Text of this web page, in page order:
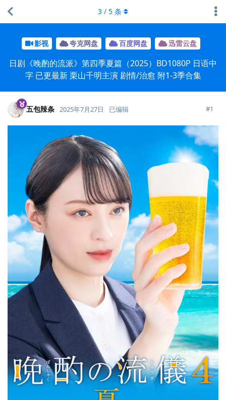
影视 夸克网盘 百度网盘 迅雷云盘
日剧《晚酌的流派》第四季夏篇（2025）BD1080P 日语中
字 已更最新 栗山千明主演 剧情/治愈 附1-3季合集
3 / 5 条
五包辣条 2025年7月27日 已编辑 #1